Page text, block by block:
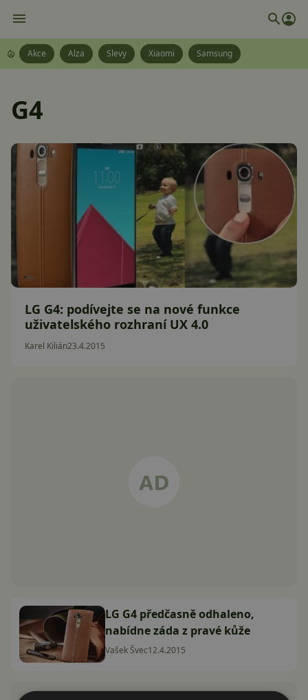
Akce Alza Slevy Xiaomi Samsung
G4
LG G4: podívejte se na nové funkce
uživatelského rozhraní UX 4.0
Karel Kilián23.4.2015
LG G4 předčasně odhaleno,
nabídne záda z pravé kůže
Vašek Švec12.4.2015